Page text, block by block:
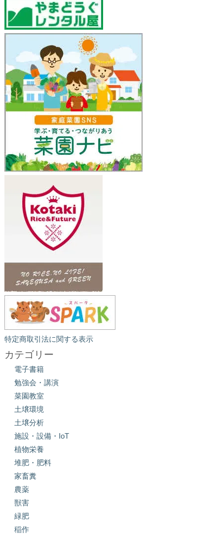
特定商取引法に関する表示
カテゴリー
電子書籍
勉強会・講演
菜園教室
土壌環境
土壌分析
施設・設備・IoT
植物栄養
堆肥・肥料
家畜糞
農薬
獣害
緑肥
稲作